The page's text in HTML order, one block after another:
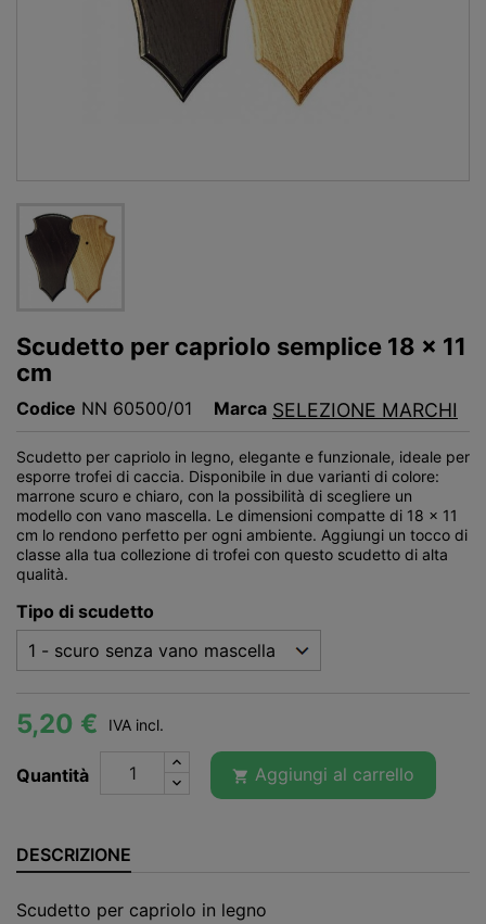
Scudetto per capriolo semplice 18 x 11
cm
Codice NN 60500/01 Marca SELEZIONE MARCHI
Scudetto per capriolo in legno, elegante e funzionale, ideale per
esporre trofei di caccia. Disponibile in due varianti di colore:
marrone scuro e chiaro, con la possibilità di scegliere un
modello con vano mascella. Le dimensioni compatte di 18 x 11
cm lo rendono perfetto per ogni ambiente. Aggiungi un tocco di
classe alla tua collezione di trofei con questo scudetto di alta
qualità.
Tipo di scudetto
5,20 € IVA incl.
Quantità  Aggiungi al carrello
DESCRIZIONE
Scudetto per capriolo in legno